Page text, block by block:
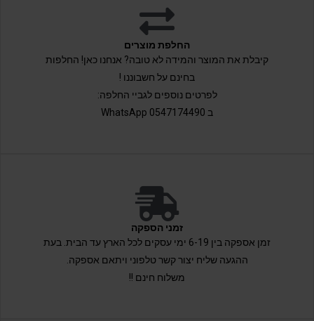
החלפת מוצרים
קיבלת את המוצר והמידה לא טובה? אנחנו כאן! החלפות
בחינם על חשבוננו !
לפרטים נוספים לגביי החלפה:
ב 0547174490 WhatsApp
זמני הספקה
זמן אספקה בין 6-19 ימי עסקים לכל הארץ עד הבית. בעת
ההגעה שליח יצור קשר טלפוני ויתאם אספקה.
משלוח חינם !!